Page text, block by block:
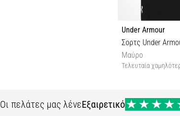
Under Armour
Σορτς Under
Μαύρο
Τελευταία
Οι πελάτες μας λένεΕξαιρετικό